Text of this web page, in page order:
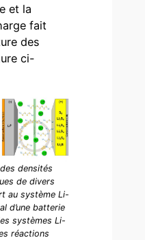
et la
fait
des
ci-
densités
de divers
au système Li-
d’une batterie
systèmes Li-
réactions